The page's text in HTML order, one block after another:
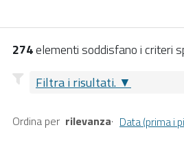
274elementi soddisfano i criteri
Filtra i risultati.
Ordina per rilevanza· Data (prima i